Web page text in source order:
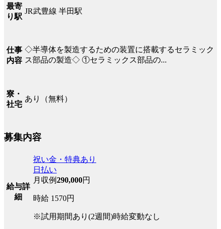
最寄
り駅
JR武豊線 半田駅
仕事
内容
◇半導体を製造するための装置に搭載するセラミック
ス部品の製造◇ ①セラミックス部品の...
寮・
社宅
あり（無料）
募集内容
給与詳
細
祝い金・特典あり
日払い
月収例290,000円
時給 1570円
※試用期間あり(2週間)時給変動なし